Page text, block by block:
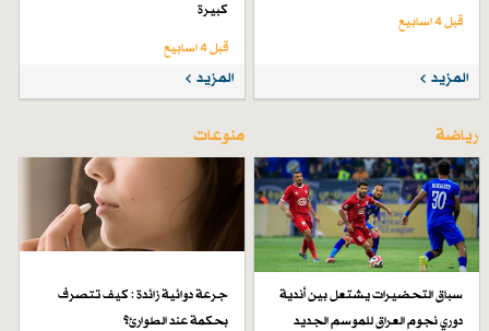
قبل 4 اسابیع
المزيد
كبيرة
قبل 4 اسابیع
المزيد
رياضة
سباق التحضيرات يشتعل بين أندية
دوري نجوم العراق للموسم الجديد
منوعات
جرعة دوائية زائدة : كيف تتصرف
بحكمة عند الطوارئ؟